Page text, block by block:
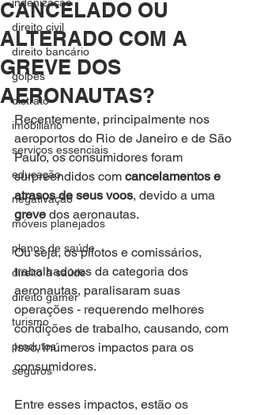
direito civil
direito bancário
golpes
distrato
imobiliário
serviços essenciais
educação
negativação
móveis planejados
planos de saúde
direito à saúde
direito gamer
turismo
produtos
seguros
CANCELADO OU
ALTERADO COM A
GREVE DOS
AERONAUTAS?
Recentemente, principalmente nos
aeroportos do Rio de Janeiro e de São
Paulo, os consumidores foram
surpreendidos com cancelamentos e
atrasos de seus voos, devido a uma
greve dos aeronautas.
Ou seja, os pilotos e comissários,
trabalhadores da categoria dos
aeronautas, paralisaram suas
operações - requerendo melhores
condições de trabalho, causando, com
isso, inúmeros impactos para os
consumidores.
Entre esses impactos, estão os